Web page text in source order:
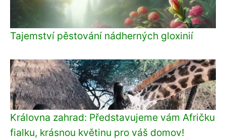
Tajemství pěstování nádherných gloxinií
Královna zahrad: Představujeme vám Afričku
fialku, krásnou květinu pro váš domov!